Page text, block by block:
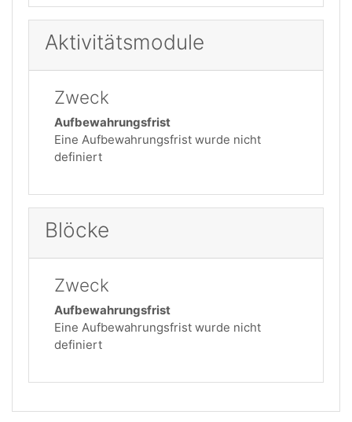
Aktivitätsmodule
Zweck
Aufbewahrungsfrist
Eine Aufbewahrungsfrist wurde nicht
definiert
Blöcke
Zweck
Aufbewahrungsfrist
Eine Aufbewahrungsfrist wurde nicht
definiert